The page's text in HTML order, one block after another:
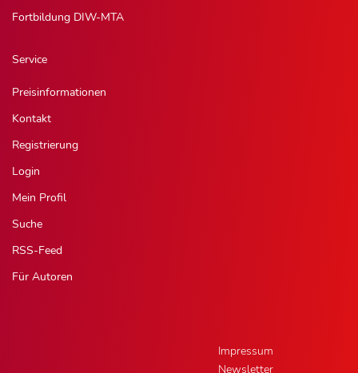
Fortbildung DIW-MTA
Service
Preisinformationen
Kontakt
Registrierung
Login
Mein Profil
Suche
RSS-Feed
Für Autoren
Impressum
Newsletter